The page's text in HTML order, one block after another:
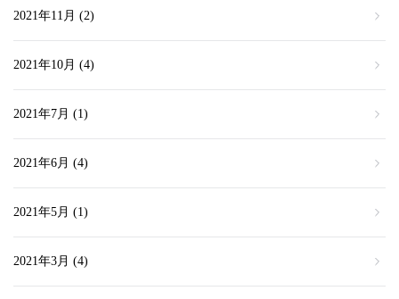
2021年11月 (2)
2021年10月 (4)
2021年7月 (1)
2021年6月 (4)
2021年5月 (1)
2021年3月 (4)